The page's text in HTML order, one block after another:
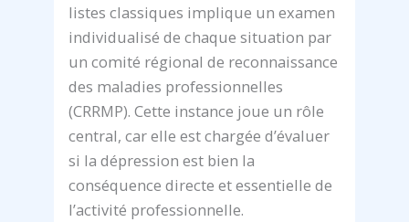
listes classiques implique un examen
individualisé de chaque situation par
un comité régional de reconnaissance
des maladies professionnelles
(CRRMP). Cette instance joue un rôle
central, car elle est chargée d’évaluer
si la dépression est bien la
conséquence directe et essentielle de
l’activité professionnelle.